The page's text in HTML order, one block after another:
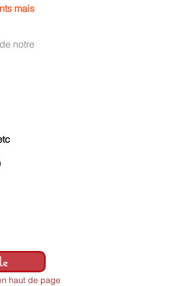
mais
notre
haut de page